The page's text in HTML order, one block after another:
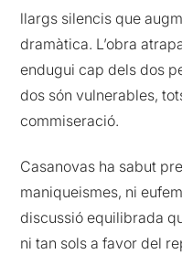
llargs silencis que
dramàtica. L’obra
endugui cap dels dos
dos són vulnerables,
commiseració.
Casanovas ha sabut
maniqueismes, ni
discussió equilibrada
ni tan sols a favor del